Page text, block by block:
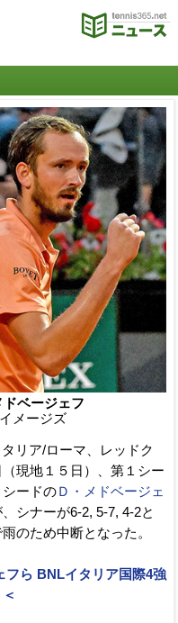
ドベージェフ
メージズ
リア/ローマ、レッドク
現地１５日）、第１シー
シードのＤ・メドベージェ
シナーが6-2, 5-7, 4-2と
のため中断となった。
フら BNLイタリア国際4強